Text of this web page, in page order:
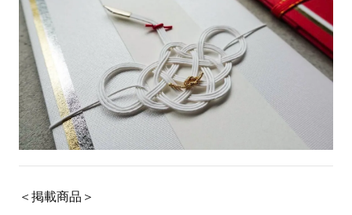
＜掲載商品＞